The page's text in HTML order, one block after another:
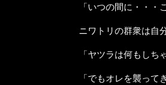
「いつの間に・・・
ニワトリの群衆は自
「ヤツラは何もしち
「でもオレを襲って